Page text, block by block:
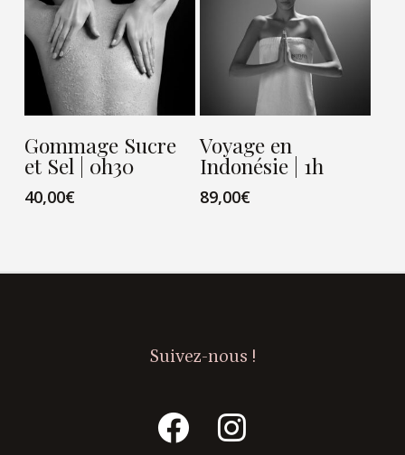
Gommage Sucre
et Sel | 0h30
40,00€
Voyage en
Indonésie | 1h
89,00€
Suivez-nous !